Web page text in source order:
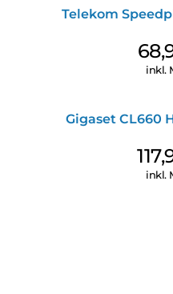
Telekom
inkl.
Gigaset CL660
inkl.